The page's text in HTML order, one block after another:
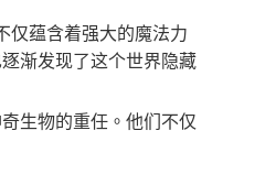
仅蕴含着强大的魔法力
渐发现了这个世界隐藏
生物的重任。他们不仅